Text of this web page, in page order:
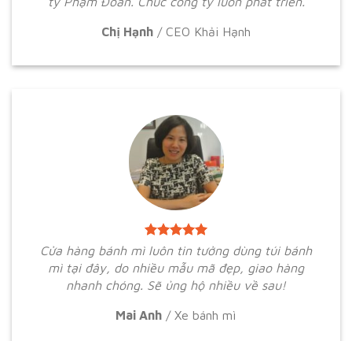
Chị Hạnh / CEO Khải Hạnh
Cửa hàng bánh mì luôn tin tưởng dùng túi bánh
mì tại đây, do nhiều mẫu mã đẹp, giao hàng
nhanh chóng. Sẽ ủng hộ nhiều về sau!
Mai Anh / Xe bánh mì